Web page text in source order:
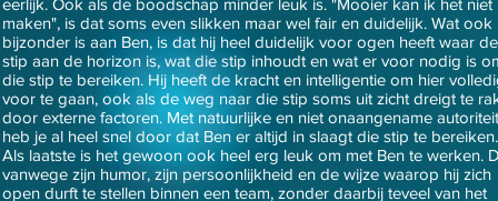
eerlijk. Ook als de boodschap minder leuk is. "Mooier kan ik het niet
maken", is dat soms even slikken maar wel fair en duidelijk. Wat ook
bijzonder is aan Ben, is dat hij heel duidelijk voor ogen heeft waar de
stip aan de horizon is, wat die stip inhoudt en wat er voor nodig is
die stip te bereiken. Hij heeft de kracht en intelligentie om hier
voor te gaan, ook als de weg naar die stip soms uit zicht dreigt te
door externe factoren. Met natuurlijke en niet onaangename autoriteit
heb je al heel snel door dat Ben er altijd in slaagt die stip te bereiken.
Als laatste is het gewoon ook heel erg leuk om met Ben te werken.
vanwege zijn humor, zijn persoonlijkheid en de wijze waarop hij zich
open durft te stellen binnen een team, zonder daarbij teveel van het